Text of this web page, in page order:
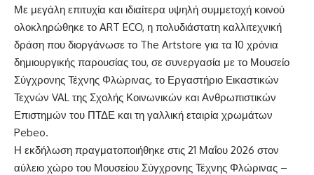
Με μεγάλη επιτυχία και ιδιαίτερα υψηλή συμμετοχή κοινού
ολοκληρώθηκε το ART ECO, η πολυδιάστατη καλλιτεχνική
δράση που διοργάνωσε το The Artstore για τα 10 χρόνια
δημιουργικής παρουσίας του, σε συνεργασία με το Μουσείο
Σύγχρονης Τέχνης Φλώρινας, το Εργαστήριο Εικαστικών
Τεχνών VAL της Σχολής Κοινωνικών και Ανθρωπιστικών
Επιστημών του ΠΤΔΕ και τη γαλλική εταιρία χρωμάτων
Pebeo.
Η εκδήλωση πραγματοποιήθηκε στις 21 Μαΐου 2026 στον
αύλειο χώρο του Μουσείου Σύγχρονης Τέχνης Φλώρινας –